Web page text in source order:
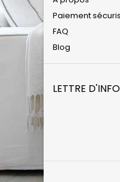
Paiement
FAQ
Blog
LETTRE